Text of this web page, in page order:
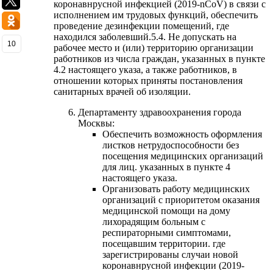
коронавнрусной инфекцией (2019-nCoV) в связи с
исполнением им трудовых функций, обеспечить
проведение дезинфекции помещений, где
находился заболевший.5.4. Не допускать на
рабочее место и (или) территорию организации
работников из числа граждан, указанных в пункте
4.2 настоящего указа, а также работников, в
отношении которых приняты постановления
санитарных врачей об изоляции.
Департаменту здравоохранения города
Москвы:
Обеспечить возможность оформления
листков нетрудоспособности без
посещения медицинских организаций
для лиц. указанных в пункте 4
настоящего указа.
Организовать работу медицинских
организаций с приоритетом оказания
медицинской помощи на дому
лихорадящим больным с
респираторными симптомами,
посещавшим территории. где
зарегистрированы случаи новой
коронавнрусной инфекции (2019-
10